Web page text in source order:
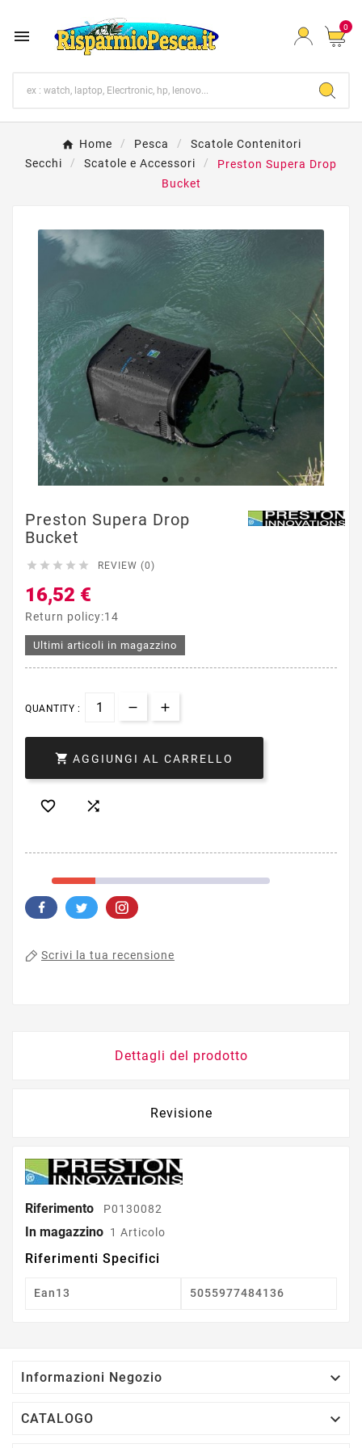
 0
Home Pesca
Scatole Contenitori
Secchi
Scatole e Accessori
Preston Supera Drop
Bucket
Preston Supera Drop
Bucket
     REVIEW (0)
16,52 €
Return policy:14
Ultimi articoli in magazzino
QUANTITY :
 AGGIUNGI AL CARRELLO
 
Scrivi la tua recensione
Dettagli del prodotto
Revisione
Riferimento P0130082
In magazzino 1 Articolo
Riferimenti Specifici
Ean13 5055977484136
Informazioni Negozio 
CATALOGO 